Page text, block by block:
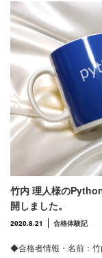
竹内 理人様の
開しました。
2020.8.21 合格体験記
◆合格者情報・名前：竹